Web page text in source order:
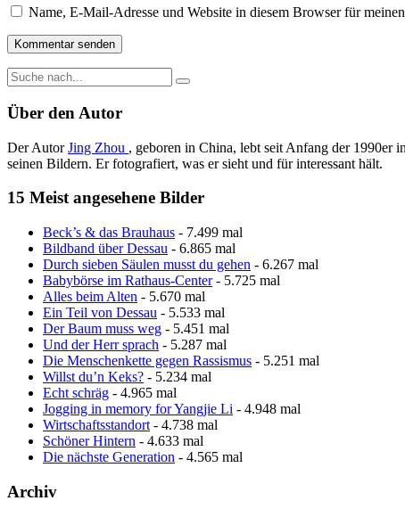
Name, E-Mail-Adresse und Website in diesem Browser für
Über den Autor
Der AutorJing Zhou , geboren in China, lebt seit Anfang der 1990er
seinen Bildern. Er fotografiert, was er sieht und für interessant hält.
15 Meist angesehene Bilder
Beck’s & das Brauhaus - 7.499 mal
Bildband über Dessau - 6.865 mal
Durch sieben Säulen musst du gehen - 6.267 mal
Babybörse im Rathaus-Center- 5.725 mal
Alles beim Alten - 5.670 mal
Ein Teil von Dessau - 5.533 mal
Der Baum muss weg - 5.451 mal
Und der Herr sprach - 5.287 mal
Die Menschenkette gegen Rassismus - 5.251 mal
Willst du’n Keks? - 5.234 mal
Echt schräg - 4.965 mal
Jogging in memory for Yangjie Li - 4.948 mal
Wirtschaftsstandort - 4.738 mal
Schöner Hintern - 4.633 mal
Die nächste Generation - 4.565 mal
Archiv